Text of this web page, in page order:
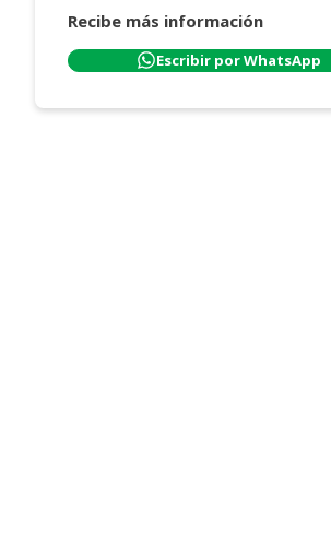
Recibe más información
Escribir por WhatsApp